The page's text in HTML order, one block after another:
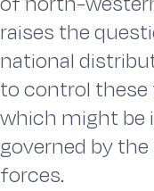
raises the
national
to control these
which might
governed by
forces.